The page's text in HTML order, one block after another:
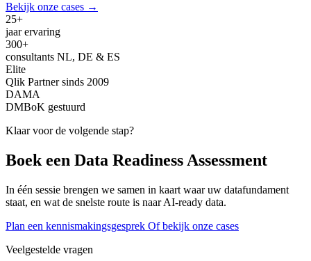
Bekijk onze cases →
25+
jaar ervaring
300+
consultants NL, DE & ES
Elite
Qlik Partner sinds 2009
DAMA
DMBoK gestuurd
Klaar voor de volgende stap?
Boek een Data Readiness Assessment
In één sessie brengen we samen in kaart waar uw datafundament
staat, en wat de snelste route is naar AI-ready data.
Plan een kennismakingsgesprek Of bekijk onze cases
Veelgestelde vragen